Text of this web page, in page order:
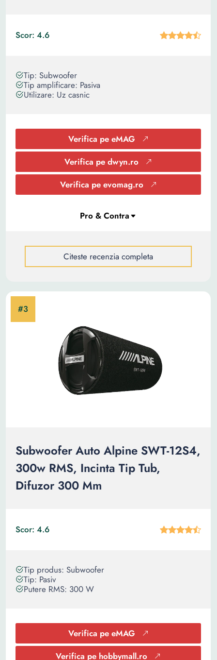
Scor: 4.6
Tip: Subwoofer
Tip amplificare: Pasiva
Utilizare: Uz casnic
Verifica pe eMAG
Verifica pe dwyn.ro
Verifica pe evomag.ro
Citeste recenzia completa
Subwoofer Auto Alpine SWT-12S4,
300w RMS, Incinta Tip Tub,
Difuzor 300 Mm
Scor: 4.6
Tip produs: Subwoofer
Tip: Pasiv
Putere RMS: 300 W
Verifica pe eMAG
Verifica pe hobbymall.ro